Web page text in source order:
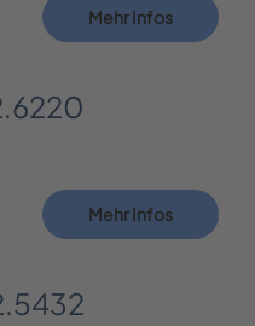
Mehr Infos
Mehr Infos